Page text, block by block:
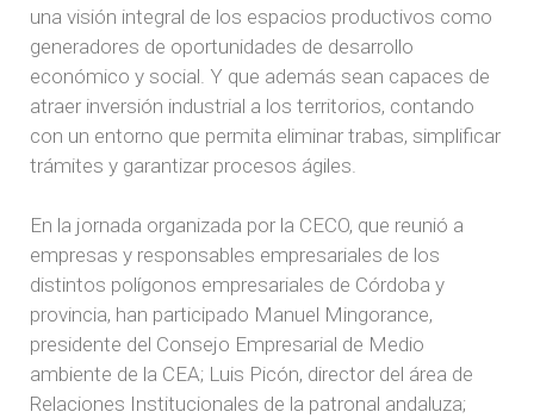
una visión integral de los espacios productivos como
generadores de oportunidades de desarrollo
económico y social. Y que además sean capaces de
atraer inversión industrial a los territorios, contando
con un entorno que permita eliminar trabas, simplificar
trámites y garantizar procesos ágiles.
En la jornada organizada por la CECO, que reunió a
empresas y responsables empresariales de los
distintos polígonos empresariales de Córdoba y
provincia, han participado Manuel Mingorance,
presidente del Consejo Empresarial de Medio
ambiente de la CEA; Luis Picón, director del área de
Relaciones Institucionales de la patronal andaluza;